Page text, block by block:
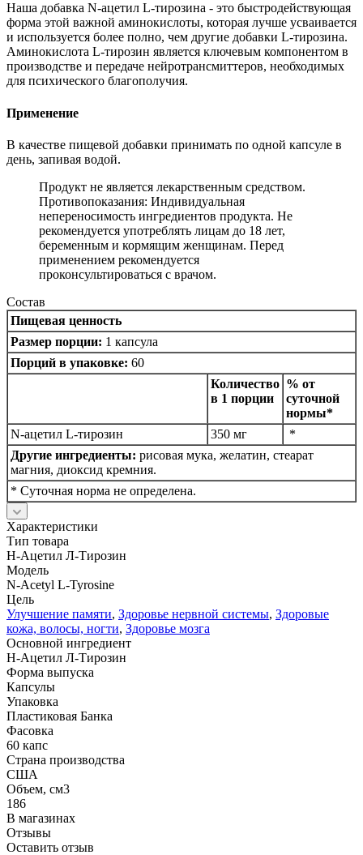
Наша добавка N-ацетил L-тирозина - это быстродействующая
форма этой важной аминокислоты, которая лучше усваивается
и используется более полно, чем другие добавки L-тирозина.
Аминокислота L-тирозин является ключевым компонентом в
производстве и передаче нейротрансмиттеров, необходимых
для психического благополучия.
Применение
В качестве пищевой добавки принимать по одной капсуле в
день, запивая водой.
Продукт не является лекарственным средством.
Противопоказания: Индивидуальная
непереносимость ингредиентов продукта. Не
рекомендуется употреблять лицам до 18 лет,
беременным и кормящим женщинам. Перед
применением рекомендуется
проконсультироваться с врачом.
Состав
Пищевая ценность
Размер порции: 1 капсула
Порций в упаковке: 60
Количество
в 1 порции
% от
суточной
нормы*
N-ацетил L-тирозин
350 мг
*
Другие ингредиенты: рисовая мука, желатин, стеарат
магния, диоксид кремния.
* Суточная норма не определена.
Характеристики
Тип товара
Н-Ацетил Л-Тирозин
Модель
N-Acetyl L-Tyrosine
Цель
Улучшение памяти, Здоровье нервной системы, Здоровые
кожа, волосы, ногти, Здоровье мозга
Основной ингредиент
Н-Ацетил Л-Тирозин
Форма выпуска
Капсулы
Упаковка
Пластиковая Банка
Фасовка
60 капс
Страна производства
США
Объем, см3
186
В магазинах
Отзывы
Оставить отзыв